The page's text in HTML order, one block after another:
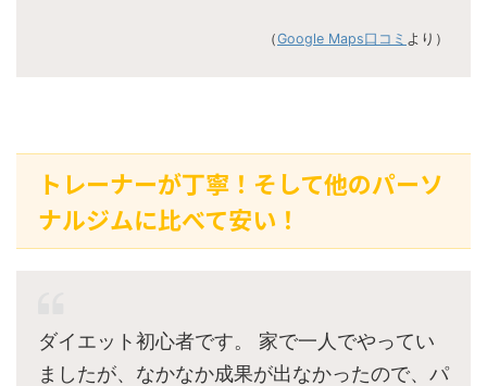
（Google Maps口コミ より）
トレーナーが丁寧！そして他のパーソ
ナルジムに比べて安い！
ダイエット初心者です。 家で一人でやってい
ましたが、なかなか成果が出なかったので、パ